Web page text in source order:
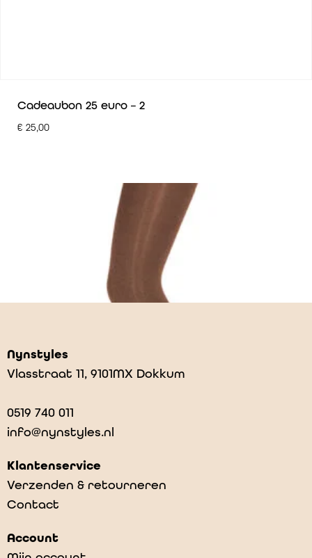
Cadeaubon 25 euro – 2
€ 25,00
€19,95
Nynstyles
Vlasstraat 11, 9101MX Dokkum
0519 740 011
info@nynstyles.nl
Klantenservice
Verzenden & retourneren
Contact
Account